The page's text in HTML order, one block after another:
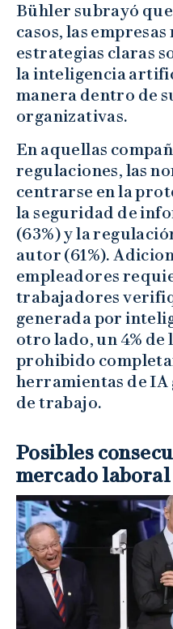
Bühler subrayó
casos, las
estrategias claras
la inteligencia
manera dentro de
organizativas.
En aquellas
regulaciones, las
centrarse en la
la seguridad de
(63%) y la
autor (61%).
empleadores
trabajadores
generada por
otro lado, un 4% de
prohibido
herramientas de IA
de trabajo.
Posibles
mercado laboral